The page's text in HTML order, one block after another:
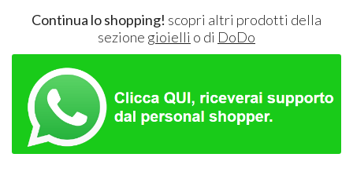
Continua lo shopping! scopri altri prodotti della
sezione gioielli o di DoDo